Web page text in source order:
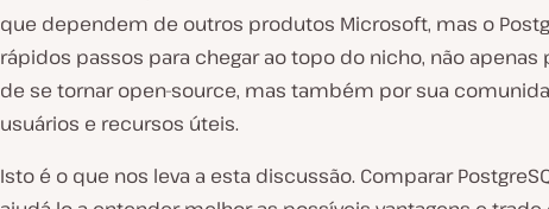
que dependem de outros produtos Microsoft, mas o
rápidos passos para chegar ao topo do nicho, não
de se tornar open-source, mas também por sua
usuários e recursos úteis.
Isto é o que nos leva a esta discussão. Comparar